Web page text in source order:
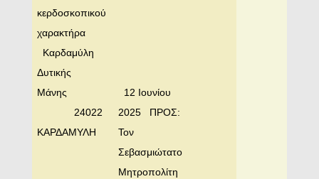
κερδοσκοπικού
χαρακτήρα
Καρδαμύλη
Δυτικής
Μάνης
24022
ΚΑΡΔΑΜΥΛΗ
12 Ιουνίου
2025 ΠΡΟΣ:
Τον
Σεβασμιώτατο
Μητροπολίτη